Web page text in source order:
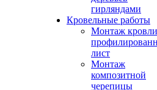
гирляндами
Кровельные работы
Монтаж
лист
Монтаж
композитной
черепицы